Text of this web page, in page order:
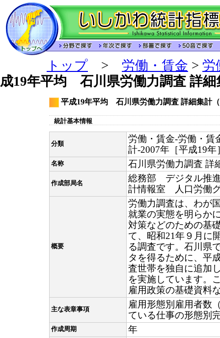
トップ > 労働・賃金 > 労
成19年平均 石川県労働力調査 詳細
平成19年平均 石川県労働力調査 詳細集計
統計基本情報
分類
労働・賃金-労働・賃
計-2007年［平成19年
名称 石川県労働力調査 詳
作成部局名
総務部 デジタル推
計情報室 人口労働
概要
労働力調査は、わが
就業の実態を明らか
対策などのための基
て、昭和21年９月に
る調査です。石川県
タを得るために、平
査世帯を独自に追加
を実施しています。
雇用政策の基礎資料
主な表章事項
雇用形態別雇用者数
ている仕事の形態別
作成周期 年